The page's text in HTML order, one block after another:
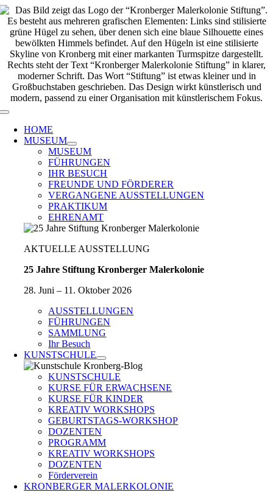
Zum
Inhalt
springen
Toggle
Navigation
HOME
MUSEUM
MUSEUM
FÜHRUNGEN
IHR BESUCH
FREUNDE UND FÖRDERER
VERGANGENE AUSSTELLUNGEN
PRAKTIKUM
EHRENAMT
AKTUELLE AUSSTELLUNG
25 Jahre Stiftung Kronberger Malerkolonie
28. Juni – 11. Oktober 2026
AUSSTELLUNGEN
FÜHRUNGEN
SAMMLUNG
Ihr Besuch
KUNSTSCHULE
KUNSTSCHULE
KURSE FÜR ERWACHSENE
KURSE FÜR KINDER
KREATIV WORKSHOPS
GEBURTSTAGS-WORKSHOP
DOZENTEN
PROGRAMM
KREATIV WORKSHOPS
DOZENTEN
Förderverein
KRONBERGER MALERKOLONIE